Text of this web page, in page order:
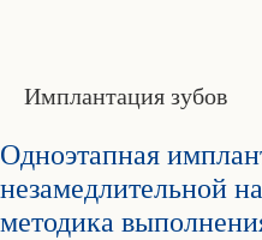
Имплантация зубов
Одноэтапная
незамедлительной
методика